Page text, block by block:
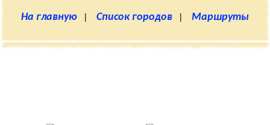
На главную | Список городов |Маршруты